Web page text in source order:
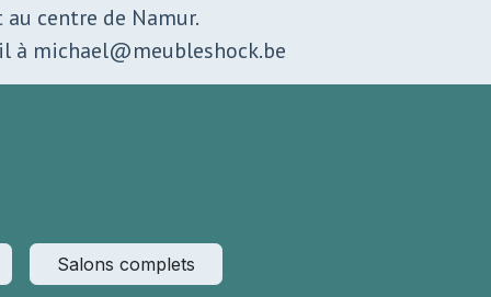
centre de Namur.
à michael@meubleshock.be
Salons complets